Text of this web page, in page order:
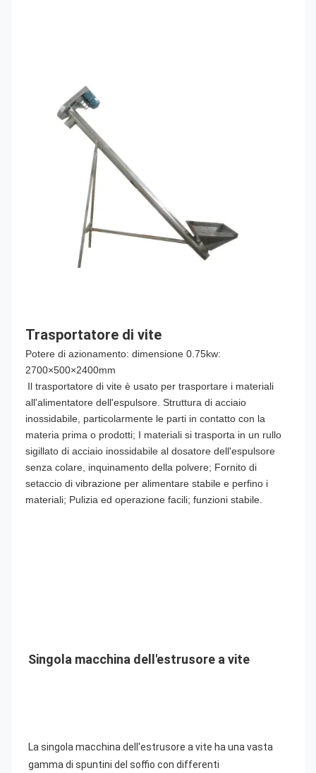
Trasportatore di vite
Potere di azionamento: dimensione 0.75kw:
2700×500×2400mm
Il trasportatore di vite è usato per trasportare i materiali
all'alimentatore dell'espulsore. Struttura di acciaio
inossidabile, particolarmente le parti in contatto con la
materia prima o prodotti; I materiali si trasporta in un rullo
sigillato di acciaio inossidabile al dosatore dell'espulsore
senza colare, inquinamento della polvere; Fornito di
setaccio di vibrazione per alimentare stabile e perfino i
materiali; Pulizia ed operazione facili; funzioni stabile.
Singola macchina dell'estrusore a vite
La singola macchina dell'estrusore a vite ha una vasta
gamma di spuntini del soffio con differenti